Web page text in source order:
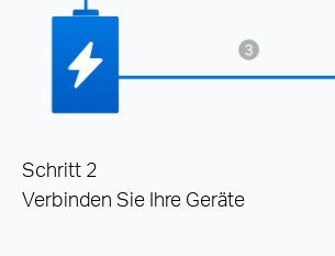
Schritt 2
Verbinden Sie Ihre Geräte